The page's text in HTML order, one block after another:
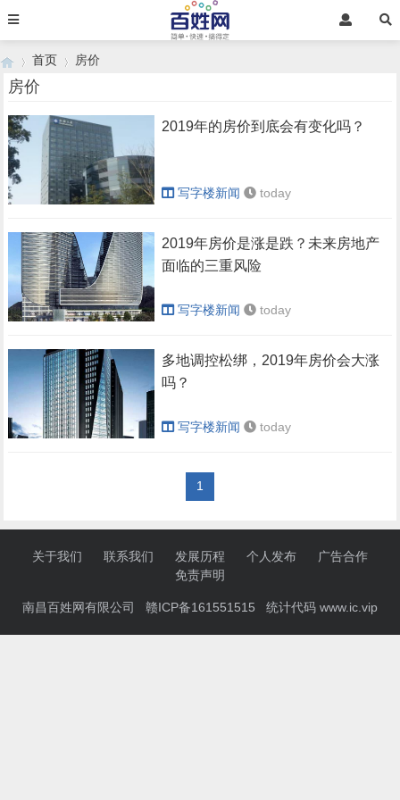
›
首页
›
房价
房价
2019年的房价到底会有变化吗？
写字楼新闻 today
2019年房价是涨是跌？未来房地产
面临的三重风险
写字楼新闻 today
多地调控松绑，2019年房价会大涨
吗？
写字楼新闻 today
1
关于我们 联系我们 发展历程 个人发布
广告合作
免责声明
南昌百姓网有限公司 赣ICP备161551515 统计代码 www.ic.vip